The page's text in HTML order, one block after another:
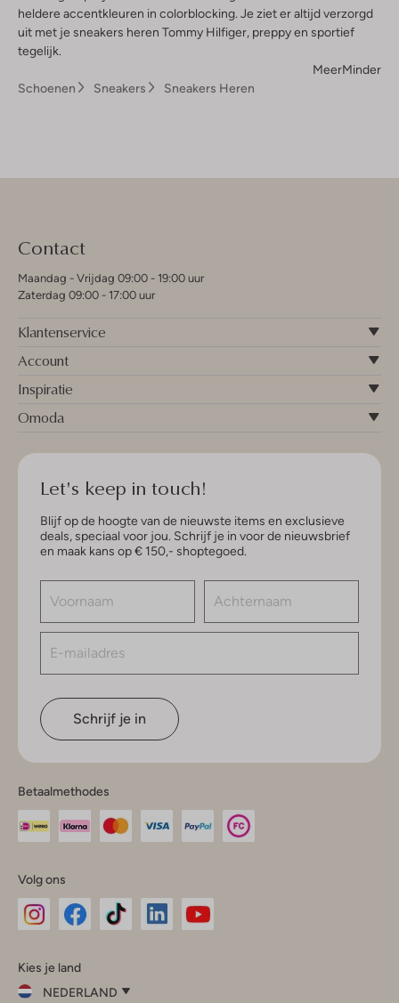
heldere accentkleuren in colorblocking. Je ziet er altijd verzorgd
uit met je sneakers heren Tommy Hilfiger, preppy en sportief
tegelijk.
MeerMinder
Schoenen
Sneakers Sneakers Heren
Contact
Maandag - Vrijdag 09:00 - 19:00 uur
Zaterdag 09:00 - 17:00 uur
Klantenservice
Account
Inspiratie
Omoda
Let's keep in touch!
Blijf op de hoogte van de nieuwste items en exclusieve
deals, speciaal voor jou. Schrijf je in voor de nieuwsbrief
en maak kans op € 150,- shoptegoed.
Schrijf je in
Betaalmethodes
Volg ons
InstagramFacebook
Kies je land
NEDERLAND